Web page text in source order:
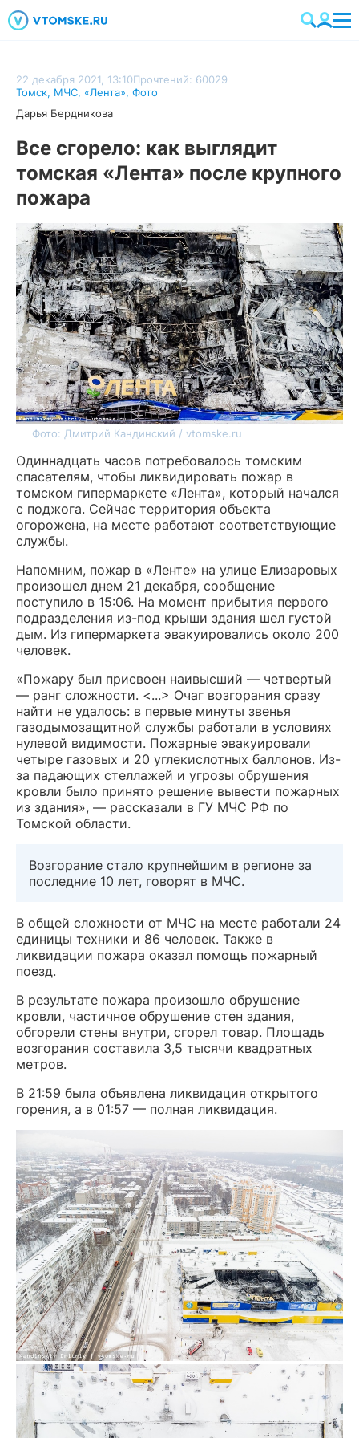
22 декабря 2021, 13:10Прочтений: 60029
Томск, МЧС, «Лента», Фото
Дарья Бердникова
Все сгорело: как выглядит
томская «Лента» после крупного
пожара
Фото: Дмитрий Кандинский / vtomske.ru
Одиннадцать часов потребовалось томским
спасателям, чтобы ликвидировать пожар в
томском гипермаркете «Лента», который начался
с поджога. Сейчас территория объекта
огорожена, на месте работают соответствующие
службы.
Напомним, пожар в «Ленте» на улице Елизаровых
произошел днем 21 декабря, сообщение
поступило в 15:06. На момент прибытия первого
подразделения из-под крыши здания шел густой
дым. Из гипермаркета эвакуировались около 200
человек.
«Пожару был присвоен наивысший — четвертый
— ранг сложности. <...> Очаг возгорания сразу
найти не удалось: в первые минуты звенья
газодымозащитной службы работали в условиях
нулевой видимости. Пожарные эвакуировали
четыре газовых и 20 углекислотных баллонов. Из-
за падающих стеллажей и угрозы обрушения
кровли было принято решение вывести пожарных
из здания», — рассказали в ГУ МЧС РФ по
Томской области.
Возгорание стало крупнейшим в регионе за
последние 10 лет, говорят в МЧС.
В общей сложности от МЧС на месте работали 24
единицы техники и 86 человек. Также в
ликвидации пожара оказал помощь пожарный
поезд.
В результате пожара произошло обрушение
кровли, частичное обрушение стен здания,
обгорели стены внутри, сгорел товар. Площадь
возгорания составила 3,5 тысячи квадратных
метров.
В 21:59 была объявлена ликвидация открытого
горения, а в 01:57 — полная ликвидация.